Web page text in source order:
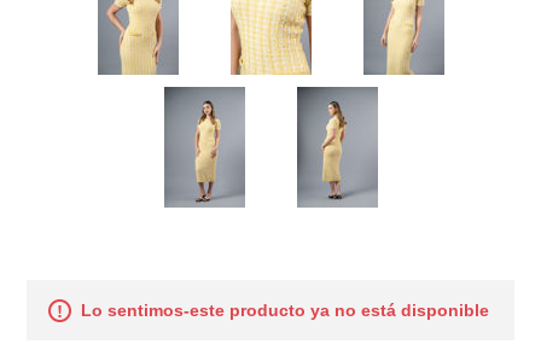
Lo sentimos-este producto ya no está disponible